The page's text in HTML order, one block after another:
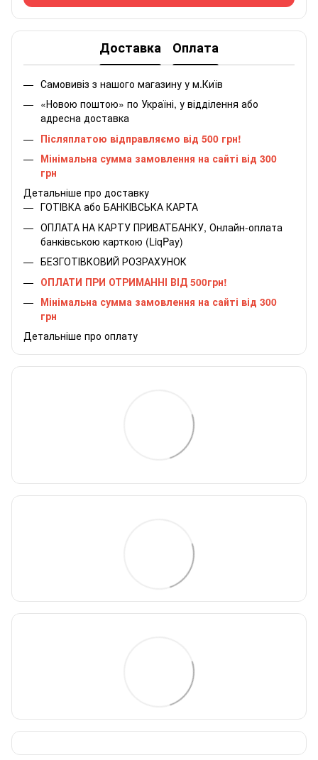
Доставка Оплата
Самовивіз з нашого магазину у м.Київ
«Новою поштою» по Україні, у відділення або
адресна доставка
Післяплатою відправляємо від 500 грн!
Мінімальна сумма замовлення на сайті від 300
грн
Детальніше про доставку
ГОТІВКА або БАНКІВСЬКА КАРТА
ОПЛАТА НА КАРТУ ПРИВАТБАНКУ, Онлайн-оплата
банківською карткою (LiqPay)
БЕЗГОТІВКОВИЙ РОЗРАХУНОК
ОПЛАТИ ПРИ ОТРИМАННІ ВІД 500грн!
Мінімальна сумма замовлення на сайті від 300
грн
Детальніше про оплату